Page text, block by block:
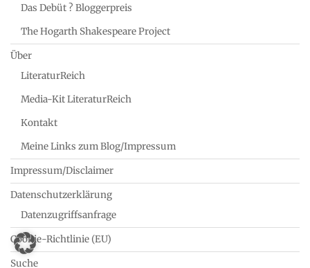
Das Debüt ? Bloggerpreis
The Hogarth Shakespeare Project
Über
LiteraturReich
Media-Kit LiteraturReich
Kontakt
Meine Links zum Blog/Impressum
Impressum/Disclaimer
Datenschutzerklärung
Datenzugriffsanfrage
Cookie-Richtlinie (EU)
Suche